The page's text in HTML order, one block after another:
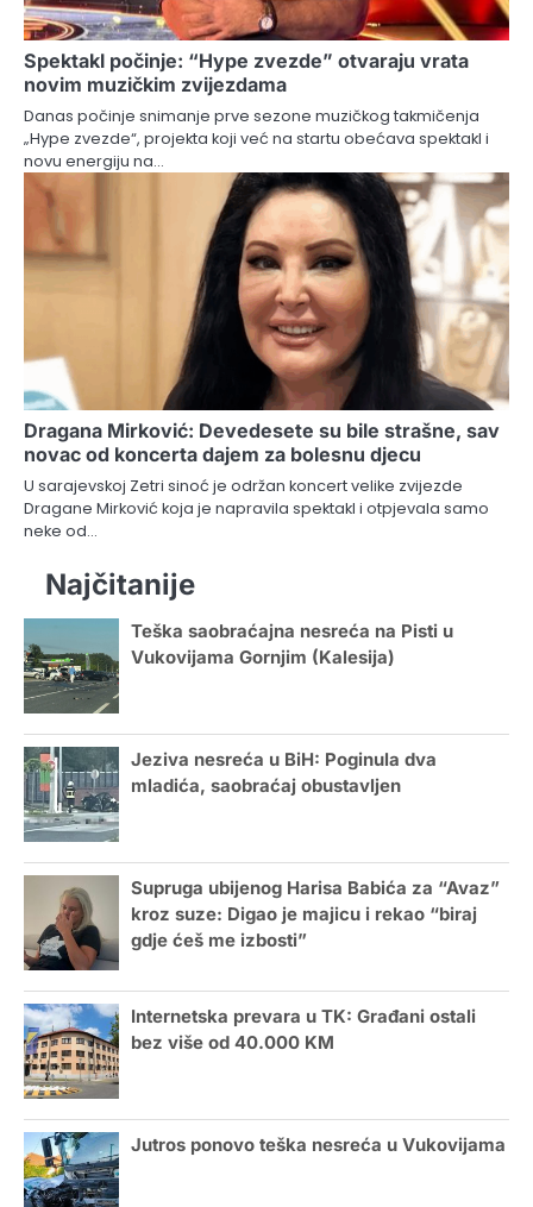
Spektakl počinje: “Hype zvezde” otvaraju vrata
novim muzičkim zvijezdama
Danas počinje snimanje prve sezone muzičkog takmičenja
„Hype zvezde“, projekta koji već na startu obećava spektakl i
novu energiju na…
Dragana Mirković: Devedesete su bile strašne, sav
novac od koncerta dajem za bolesnu djecu
U sarajevskoj Zetri sinoć je održan koncert velike zvijezde
Dragane Mirković koja je napravila spektakl i otpjevala samo
neke od…
Najčitanije
Teška saobraćajna nesreća na Pisti u
Vukovijama Gornjim (Kalesija)
Jeziva nesreća u BiH: Poginula dva
mladića, saobraćaj obustavljen
Supruga ubijenog Harisa Babića za “Avaz”
kroz suze: Digao je majicu i rekao “biraj
gdje ćeš me izbosti”
Internetska prevara u TK: Građani ostali
bez više od 40.000 KM
Jutros ponovo teška nesreća u Vukovijama